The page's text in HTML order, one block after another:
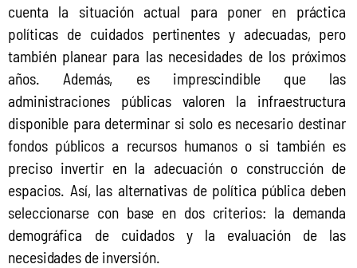
cuenta la situación actual para poner en práctica
políticas de cuidados pertinentes y adecuadas, pero
también planear para las necesidades de los próximos
años. Además, es imprescindible que las
administraciones públicas valoren la infraestructura
disponible para determinar si solo es necesario destinar
fondos públicos a recursos humanos o si también es
preciso invertir en la adecuación o construcción de
espacios. Así, las alternativas de política pública deben
seleccionarse con base en dos criterios: la demanda
demográfica de cuidados y la evaluación de las
necesidades de inversión.